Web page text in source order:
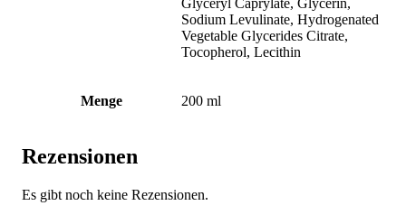
Sodium Levulinate, Hydrogenated
Vegetable Glycerides Citrate,
Tocopherol, Lecithin
Menge 200 ml
Rezensionen
Es gibt noch keine Rezensionen.